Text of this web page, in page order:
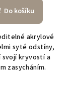
Do košíku
akrylové
syté odstíny,
svojí kryvostí a
zasycháním.